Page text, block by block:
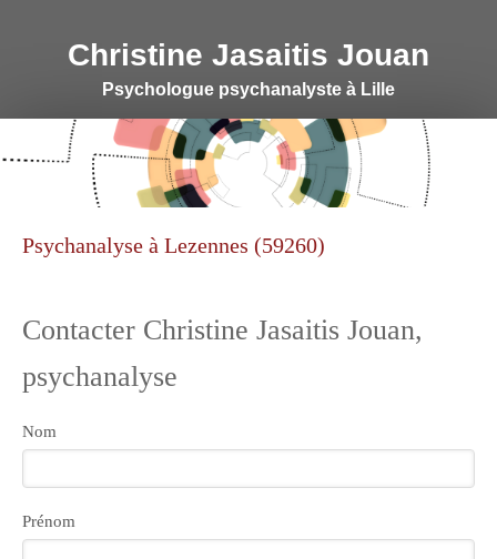
Christine Jasaitis Jouan
Psychologue psychanalyste à Lille
Psychanalyse à Lezennes (59260)
Contacter Christine Jasaitis Jouan,
psychanalyse
Nom
Prénom